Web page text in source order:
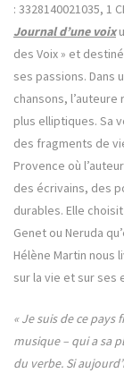
: 3328140021035, 1
Journal d’une voix
des Voix » et
ses passions. Dans
chansons,
plus elliptiques. Sa
des fragments de
Provence où
des écrivains, des
durables. Elle
Genet ou Neruda
Hélène Martin nous
sur la vie et sur ses
« Je suis de ce
musique – qui a sa
du verbe. Si